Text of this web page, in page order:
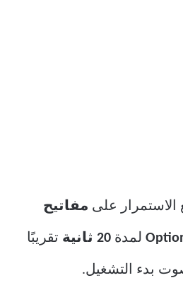
على مفاتيح
لمدة 20 ثانية تقريبًا
بدء التشغيل.